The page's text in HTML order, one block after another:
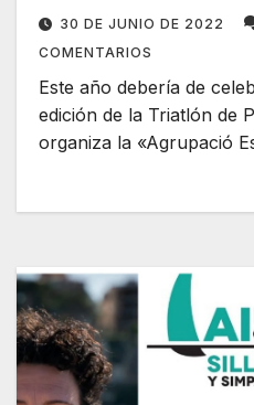
30 DE JUNIO DE 2022
COMENTARIOS
Este año debería de
edición de la Triatlón de
organiza la «Agrupació